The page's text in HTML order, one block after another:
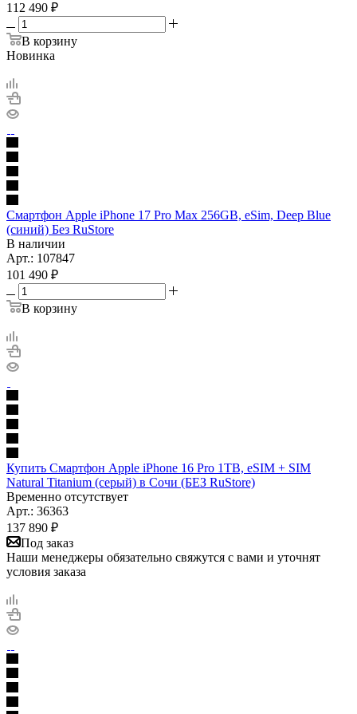
112 490 ₽
В корзину
Новинка
Смартфон Apple iPhone 17 Pro Max 256GB, eSim, Deep Blue
(синий) Без RuStore
В наличии
Арт.: 107847
101 490 ₽
В корзину
Купить Смартфон Apple iPhone 16 Pro 1TB, eSIM + SIM
Natural Titanium (серый) в Сочи (БЕЗ RuStore)
Временно отсутствует
Арт.: 36363
137 890 ₽
Под заказ
Наши менеджеры обязательно свяжутся с вами и уточнят
условия заказа